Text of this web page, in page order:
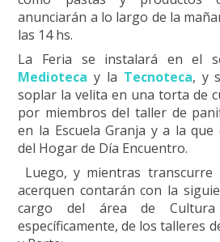
anunciarán a lo largo de la
las 14 hs.
La Feria se instalará en el
Medioteca y la Tecnoteca, y
soplar la velita en una torta de
por miembros del taller de
en la Escuela Granja y a la
del Hogar de Día Encuentro.
Luego, y mientras transcurre
acerquen contarán con la
cargo del área de
específicamente, de los talleres